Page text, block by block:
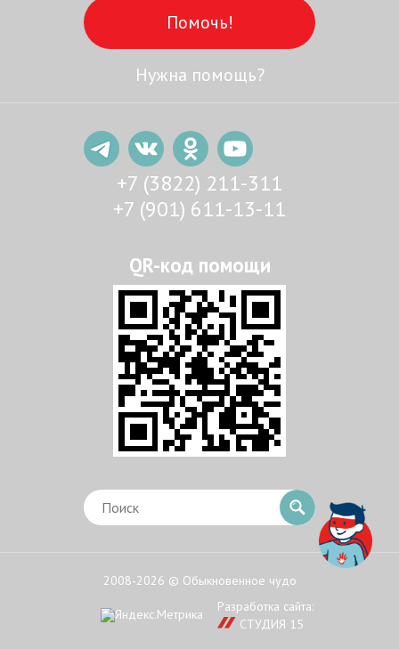
Помочь!
Нужна помощь?
+7 (3822) 211-311
+7 (901) 611-13-11
2008-2026 © Обыкновенное чудо
Разработка сайта:
СТУДИЯ 15